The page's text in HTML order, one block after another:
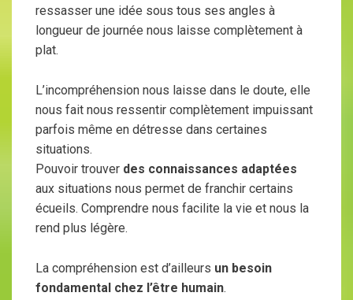
ressasser une idée sous tous ses angles à
longueur de journée nous laisse complètement à
plat.
L’incompréhension nous laisse dans le doute, elle
nous fait nous ressentir complètement impuissant
parfois même en détresse dans certaines
situations.
Pouvoir trouver des connaissances adaptées
aux situations nous permet de franchir certains
écueils. Comprendre nous facilite la vie et nous la
rend plus légère.
La compréhension est d’ailleurs un besoin
fondamental chez l’être humain.